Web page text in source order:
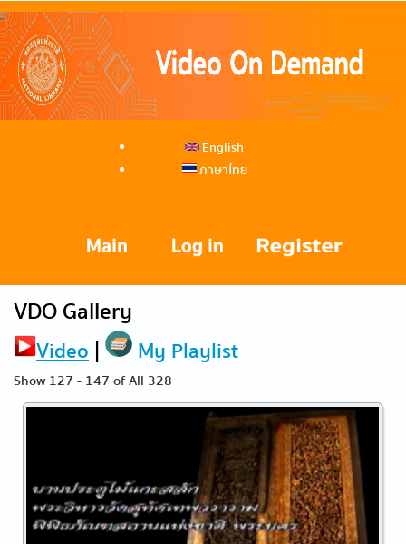
English
ภาษาไทย
VDO Gallery
Video | My Playlist
Show 127 - 147 of All 328